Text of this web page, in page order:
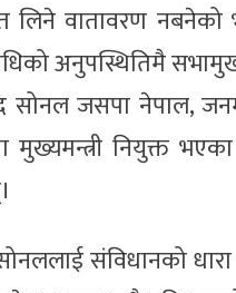
वातावरण नबनेको
अनुपस्थितिमै
सोनल जसपा नेपाल,
मुख्यमन्त्री नियुक्त
संविधानको